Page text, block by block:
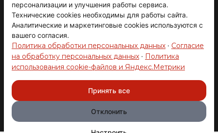
© 2008-2026 АВТОГРАД ТЕХНОЛОДЖИ
Производство и продажа автозапчастей.
ОГРНИП 317631300093272
Политика конфиденциальности
Политика использования cookie файлов
персонализации и улучшения работы сервиса.
Технические cookies необходимы для работы сайта.
Аналитические и маркетинговые cookies используются с
вашего согласия.
Политика обработки персональных данных · Согласие
на обработку персональных данных · Политика
использования cookie-файлов и Яндекс.Метрики
Принять все
Отклонить